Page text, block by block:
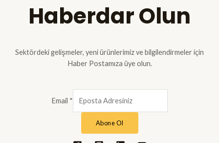
Haberdar Olun
Sektördeki gelişmeler, yeni ürünlerimiz ve bilgilendirmeler için
Haber Postamıza üye olun.
Email *
Abone Ol